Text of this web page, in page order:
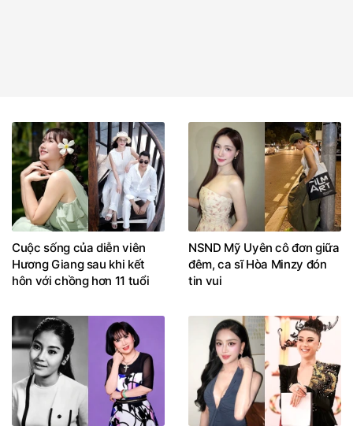
Cuộc sống của diễn viên
Hương Giang sau khi kết
hôn với chồng hơn 11 tuổi
NSND Mỹ Uyên cô đơn giữa
đêm, ca sĩ Hòa Minzy đón
tin vui